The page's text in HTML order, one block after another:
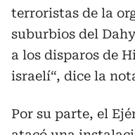
terroristas de la
suburbios del
a los disparos de
israelí“, dice la
Por su parte, el